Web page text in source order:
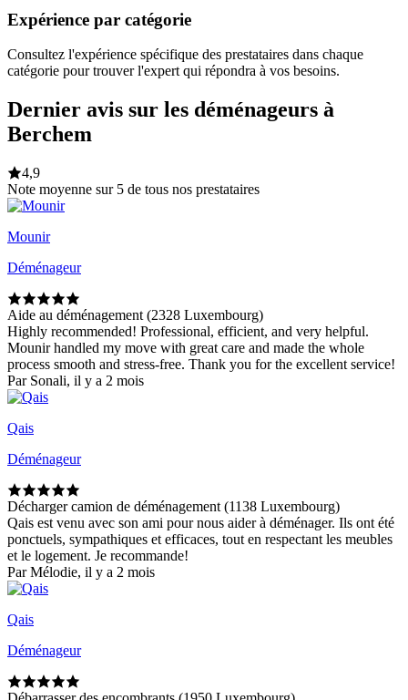
Expérience par catégorie
Consultez l'expérience spécifique des prestataires dans chaque
catégorie pour trouver l'expert qui répondra à vos besoins.
Dernier avis sur les déménageurs à
Berchem
4,9
Note moyenne sur 5 de tous nos prestataires
Mounir
Déménageur
Aide au déménagement (2328 Luxembourg)
Highly recommended! Professional, efficient, and very helpful.
Mounir handled my move with great care and made the whole
process smooth and stress-free. Thank you for the excellent service!
Par Sonali, il y a 2 mois
Qais
Déménageur
Décharger camion de déménagement (1138 Luxembourg)
Qais est venu avec son ami pour nous aider à déménager. Ils ont été
ponctuels, sympathiques et efficaces, tout en respectant les meubles
et le logement. Je recommande!
Par Mélodie, il y a 2 mois
Qais
Déménageur